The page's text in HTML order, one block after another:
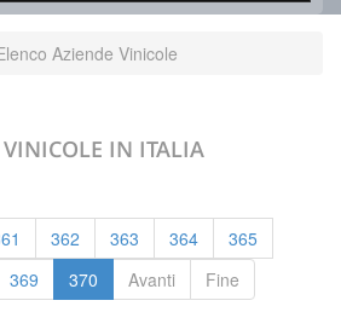
Aziende Vinicole
IN ITALIA
362 363 364
365
369 370 Avanti Fine